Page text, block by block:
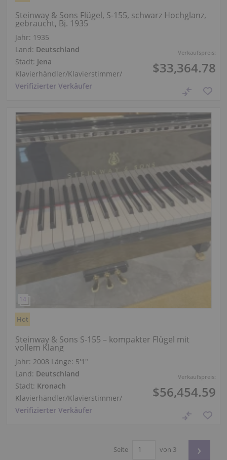
Verkaufspreis:
$33,364.78
Steinway & Sons Flügel, S-155, schwarz Hochglanz,
gebraucht, Bj. 1935
Jahr: 1935
Land: Deutschland
Stadt: Jena
Klavierhändler/Klavierstimmer/
Verifizierter Verkäufer
Verkaufspreis:
$56,454.59
Hot
Steinway & Sons S-155 – kompakter Flügel mit
vollem Klang
Jahr: 2008 Länge: 5′1″
Land: Deutschland
Stadt: Kronach
Klavierhändler/Klavierstimmer/
Verifizierter Verkäufer
Seite von 3 ›